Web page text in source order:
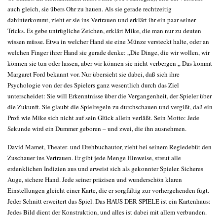
auch gleich, sie übers Ohr zu hauen. Als sie gerade rechtzeitig
dahinterkommt, zieht er sie ins Vertrauen und erklärt ihr ein paar seiner
Tricks. Es gebe untrügliche Zeichen, erklärt Mike, die man nur zu deuten
wissen müsse. Etwa in welcher Hand sie eine Münze versteckt halte, oder an
welchen Finger ihrer Hand sie gerade denke: „Die Dinge, die wir wollen, wir
können sie tun oder lassen, aber wir können sie nicht verbergen „ Das kommt
Margaret Ford bekannt vor. Nur übersieht sie dabei, daß sich ihre
Psychologie von der des Spielers ganz wesentlich durch das Ziel
unterscheidet: Sie will Erkenntnisse über die Vergangenheit, der Spieler über
die Zukunft. Sie glaubt die Spielregeln zu durchschauen und vergißt, daß ein
Profi wie Mike sich nicht auf sein Glück allein verläßt. Sein Motto: Jede
Sekunde wird ein Dummer geboren – und zwei, die ihn ausnehmen.
David Mamet, Theater- und Drehbuchautor, zieht bei seinem Regiedebüt den
Zuschauer ins Vertrauen. Er gibt jede Menge Hinweise, streut alle
erdenklichen Indizien aus und erweist sich als gekonnter Spieler. Sicheres
Auge, sichere Hand. Jede seiner präzisen und wunderschön klaren
Einstellungen gleicht einer Karte, die er sorgfältig zur vorhergehenden fügt.
Jeder Schnitt erweitert das Spiel. Das HAUS DER SPIELE ist ein Kartenhaus:
Jedes Bild dient der Konstruktion, und alles ist dabei mit allem verbunden.